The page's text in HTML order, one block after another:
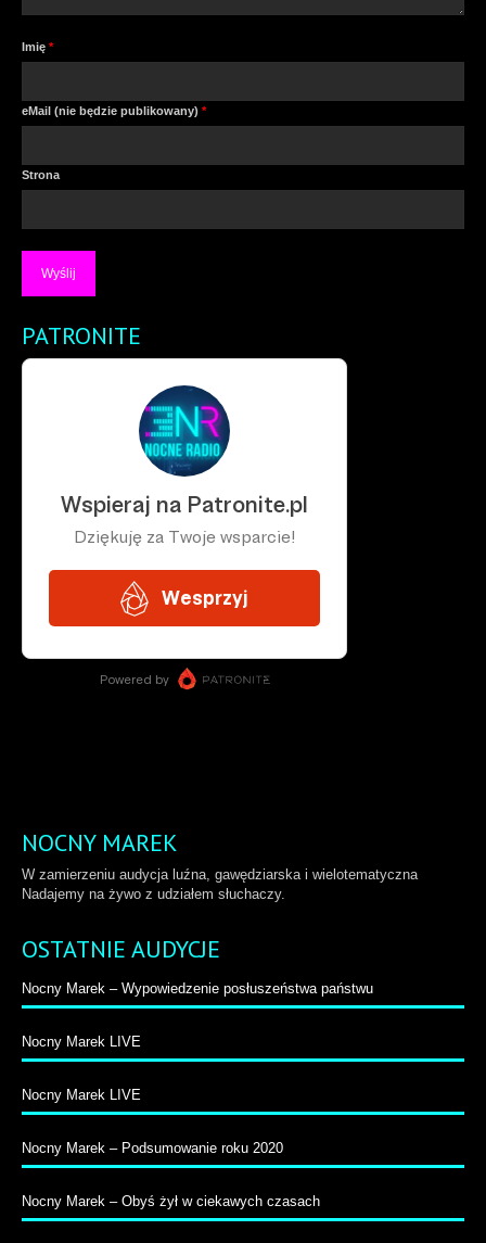
Imię *
eMail (nie będzie publikowany) *
Strona
PATRONITE
NOCNY MAREK
W zamierzeniu audycja luźna, gawędziarska i wielotematyczna
Nadajemy na żywo z udziałem słuchaczy.
OSTATNIE AUDYCJE
Nocny Marek – Wypowiedzenie posłuszeństwa państwu
Nocny Marek LIVE
Nocny Marek LIVE
Nocny Marek – Podsumowanie roku 2020
Nocny Marek – Obyś żył w ciekawych czasach